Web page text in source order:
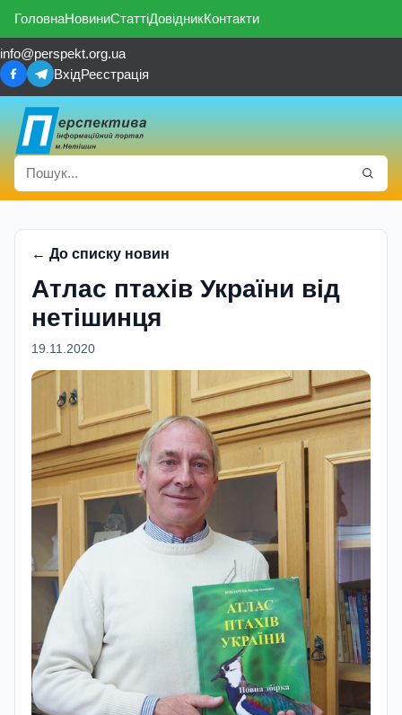
ГоловнаНовиниСтаттіДовідникКонтакти
info@perspekt.org.ua
ВхідРеєстрація
← До списку новин
Атлас птахів України від
нетішинця
19.11.2020